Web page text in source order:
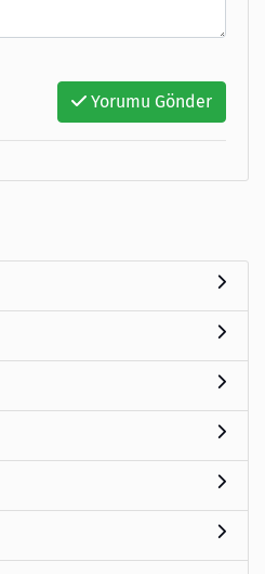
Yorumu Gönder